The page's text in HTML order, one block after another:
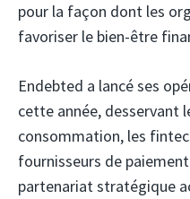
pour la façon dont les
favoriser le bien-être
Endebted a lancé ses
cette année, desservant
consommation, les
fournisseurs de
partenariat stratégique